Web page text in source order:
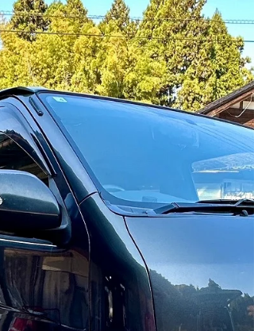
孝一 田﨑
2024年12月23日
イベント・メディア関係
e-BLUE・年末年始-営業案内のお知らせ